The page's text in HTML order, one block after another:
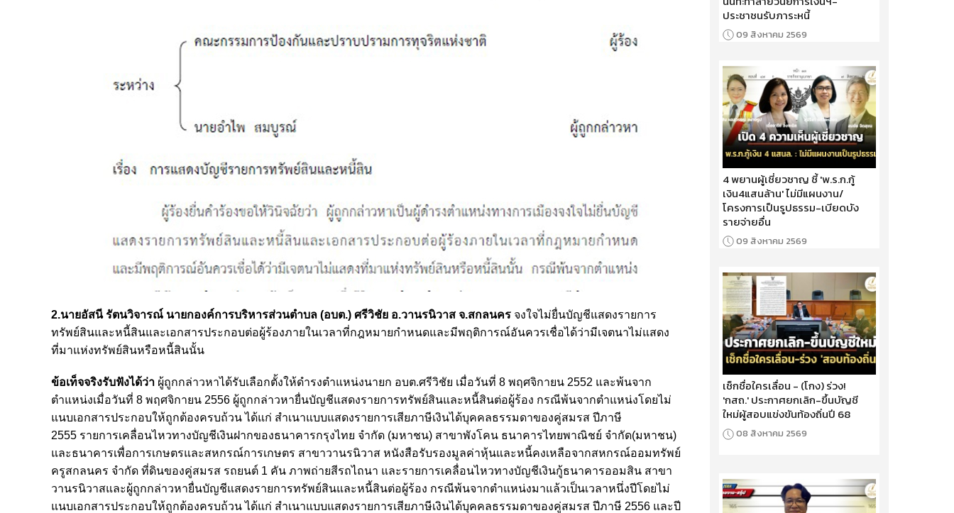
2.นายอัสนี รัตนวิจารณ์ นายกองค์การบริหารส่วนตำบล (อบต.) ศรีวิชัย อ.วานรนิวาส จ.สกลนคร จงใจไม่ยื่นบัญชีแสดงรายการ
ทรัพย์สินและหนี้สินและเอกสารประกอบต่อผู้ร้องภายในเวลาที่กฎหมายกำหนดและมีพฤติการณ์อันควรเชื่อได้ว่ามีเจตนาไม่แสดง
ที่มาแห่งทรัพย์สินหรือหนี้สินนั้น
ข้อเท็จจริงรับฟังได้ว่า ผู้ถูกกล่าวหาได้รับเลือกตั้งให้ดำรงตำแหน่งนายก อบต.ศรีวิชัย เมื่อวันที่ 8 พฤศจิกายน 2552 และพ้นจาก
ตำแหน่งเมื่อวันที่ 8 พฤศจิกายน 2556 ผู้ถูกกล่าวหายื่นบัญชีแสดงรายการทรัพย์สินและหนี้สินต่อผู้ร้อง กรณีพ้นจากตำแหน่งโดยไม่
แนบเอกสารประกอบให้ถูกต้องครบถ้วน ได้แก่ สำเนาแบบแสดงรายการเสียภาษีเงินได้บุคคลธรรมดาของคู่สมรส ปีภาษี
2555 รายการเคลื่อนไหวทางบัญชีเงินฝากของธนาคารกรุงไทย จำกัด (มหาชน) สาขาพังโคน ธนาคารไทยพาณิชย์ จำกัด(มหาชน)
และธนาคารเพื่อการเกษตรและสหกรณ์การเกษตร สาขาวานรนิวาส หนังสือรับรองมูลค่าหุ้นและหนี้คงเหลือจากสหกรณ์ออมทรัพย์
ครูสกลนคร จำกัด ที่ดินของคู่สมรส รถยนต์ 1 คัน ภาพถ่ายสีรถไถนา และรายการเคลื่อนไหวทางบัญชีเงินกู้ธนาคารออมสิน สาขา
วานรนิวาสและผู้ถูกกล่าวหายื่นบัญชีแสดงรายการทรัพย์สินและหนี้สินต่อผู้ร้อง กรณีพ้นจากตำแหน่งมาแล้วเป็นเวลาหนึ่งปีโดยไม่
แนบเอกสารประกอบให้ถูกต้องครบถ้วน ได้แก่ สำเนาแบบแสดงรายการเสียภาษีเงินได้บุคคลธรรมดาของคู่สมรส ปีภาษี 2556 และปี
ประชาชนรับภาระหนี้
09 สิงหาคม 2569
4 พยานผู้เชี่ยวชาญ ชี้ 'พ.ร.ก.กู้
เงิน4แสนล้าน' ไม่มีแผนงาน/
โครงการเป็นรูปธรรม-เบียดบัง
รายจ่ายอื่น
09 สิงหาคม 2569
เช็กชื่อใครเลื่อน - (โกง) ร่วง!
'กสถ.' ประกาศยกเลิก-ขึ้นบัญชี
ใหม่ผู้สอบแข่งขันท้องถิ่นปี 68
08 สิงหาคม 2569